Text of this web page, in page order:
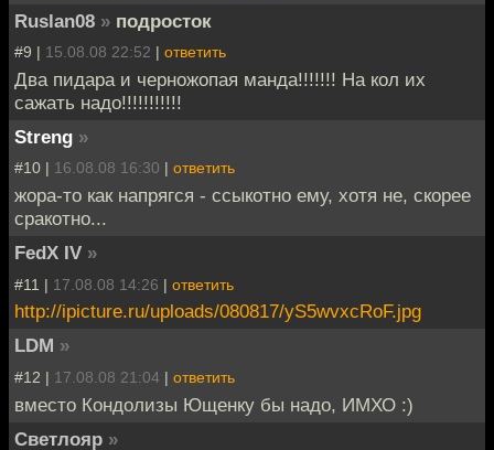
Ruslan08 » подросток
#9 | 15.08.08 22:52 | ответить
Два пидара и черножопая манда!!!!!!! На кол их
сажать надо!!!!!!!!!!!
Streng »
#10 | 16.08.08 16:30 | ответить
жора-то как напрягся - ссыкотно ему, хотя не, скорее
сракотно...
FedX IV »
#11 | 17.08.08 14:26 | ответить
http://ipicture.ru/uploads/080817/yS5wvxcRoF.jpg
LDM »
#12 | 17.08.08 21:04 | ответить
вместо Кондолизы Ющенку бы надо, ИМХО :)
Светлояр »